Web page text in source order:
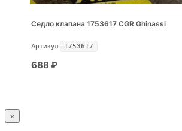
Седло клапана 1753617 CGR Ghinassi
Артикул: 1753617
688 ₽
×